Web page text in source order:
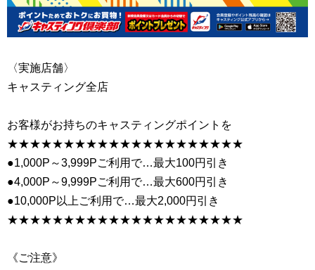
〈実施店舗〉
キャスティング全店
お客様がお持ちのキャスティングポイントを
★★★★★★★★★★★★★★★★★★★★★
●1,000P～3,999Pご利用で…最大100円引き
●4,000P～9,999Pご利用で…最大600円引き
●10,000P以上ご利用で…最大2,000円引き
★★★★★★★★★★★★★★★★★★★★★
《ご注意》